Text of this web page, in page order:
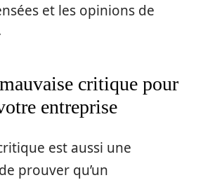
et les opinions de
critique pour
entreprise
est aussi une
prouver qu’un